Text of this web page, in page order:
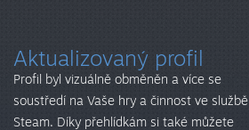
Aktualizovaný profil
Profil byl vizuálně obměněn a více se
soustředí na Vaše hry a činnost ve službě
Steam. Díky přehlídkám si také můžete